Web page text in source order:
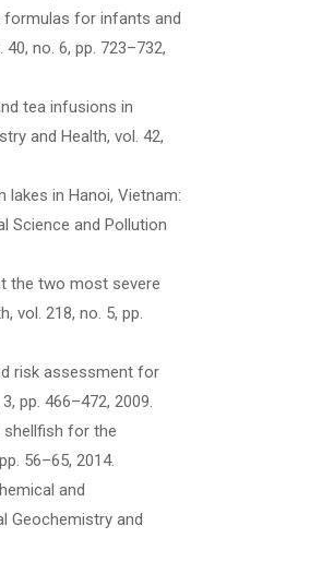
formulas for infants and
no. 6, pp. 723–732,
tea infusions in
and Health, vol. 42,
lakes in Hanoi, Vietnam:
Science and Pollution
the two most severe
vol. 218, no. 5, pp.
risk assessment for
pp. 466–472, 2009.
shellfish for the
56–65, 2014.
and
Geochemistry and